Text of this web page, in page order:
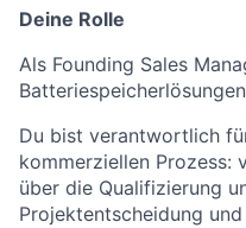
Deine Rolle
Als Founding Sales
Du bist verantwortlich
kommerziellen Prozess:
über die Qualifizierung
Projektentscheidung